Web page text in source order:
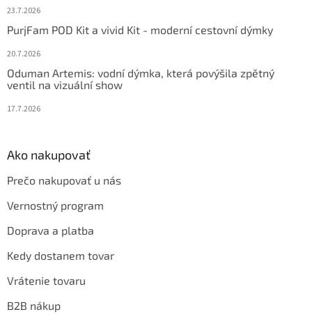
23.7.2026
PurjFam POD Kit a vivid Kit - moderní cestovní dýmky
20.7.2026
Oduman Artemis: vodní dýmka, která povýšila zpětný
ventil na vizuální show
17.7.2026
Ako nakupovať
Prečo nakupovať u nás
Vernostný program
Doprava a platba
Kedy dostanem tovar
Vrátenie tovaru
B2B nákup